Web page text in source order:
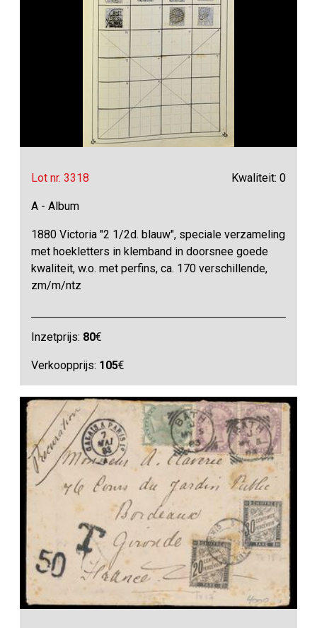
Lot nr. 3318 Kwaliteit: 0
A - Album
1880 Victoria "2 1/2d. blauw", speciale verzameling
met hoekletters in klemband in doorsnee goede
kwaliteit, w.o. met perfins, ca. 170 verschillende,
zm/m/ntz
Inzetprijs: 80€
Verkoopprijs: 105€